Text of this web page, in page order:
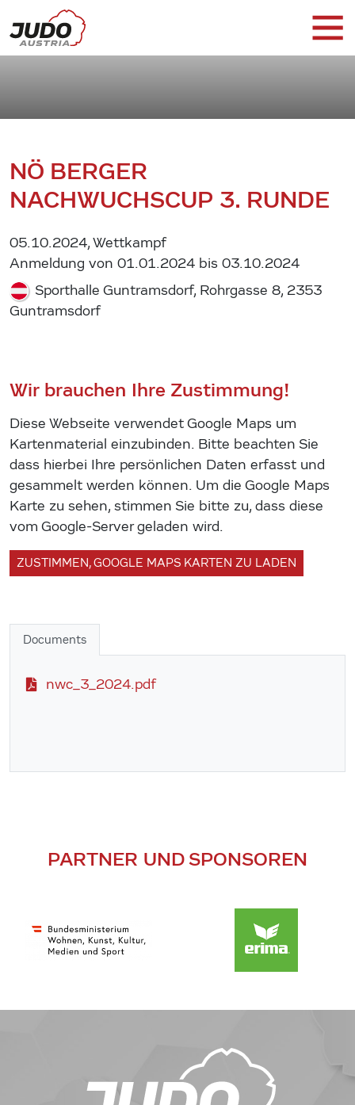
NÖ BERGER
NACHWUCHSCUP 3. RUNDE
05.10.2024, Wettkampf
Anmeldung von 01.01.2024 bis 03.10.2024
Sporthalle Guntramsdorf, Rohrgasse 8, 2353
Guntramsdorf
Wir brauchen Ihre Zustimmung!
Diese Webseite verwendet Google Maps um
Kartenmaterial einzubinden. Bitte beachten Sie
dass hierbei Ihre persönlichen Daten erfasst und
gesammelt werden können. Um die Google Maps
Karte zu sehen, stimmen Sie bitte zu, dass diese
vom Google-Server geladen wird.
ZUSTIMMEN, GOOGLE MAPS KARTEN ZU LADEN
Documents
nwc_3_2024.pdf
PARTNER UND SPONSOREN